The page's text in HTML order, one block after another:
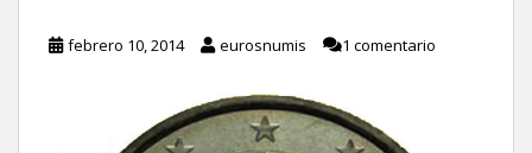
febrero 10, 2014 eurosnumis 1 comentario